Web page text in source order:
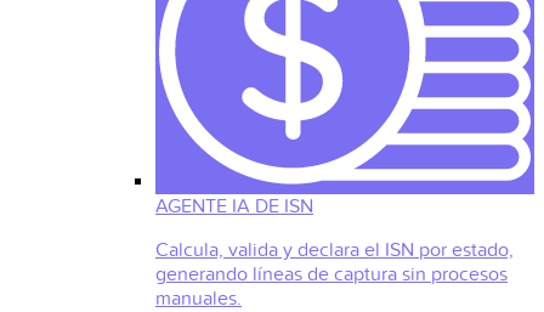
AGENTE IA DE ISN
Calcula, valida y declara el ISN por estado,
generando líneas de captura sin procesos
manuales.